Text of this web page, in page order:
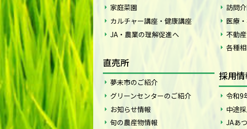
家庭菜園
カルチャー講座・健康講座
JA・農業の理解促進へ
直売所
夢未市のご紹介
グリーンセンターのご紹介
お知らせ情報
旬の農産物情報
訪問
医療
不動産
各種
採用情
令和9
中途
JAあ